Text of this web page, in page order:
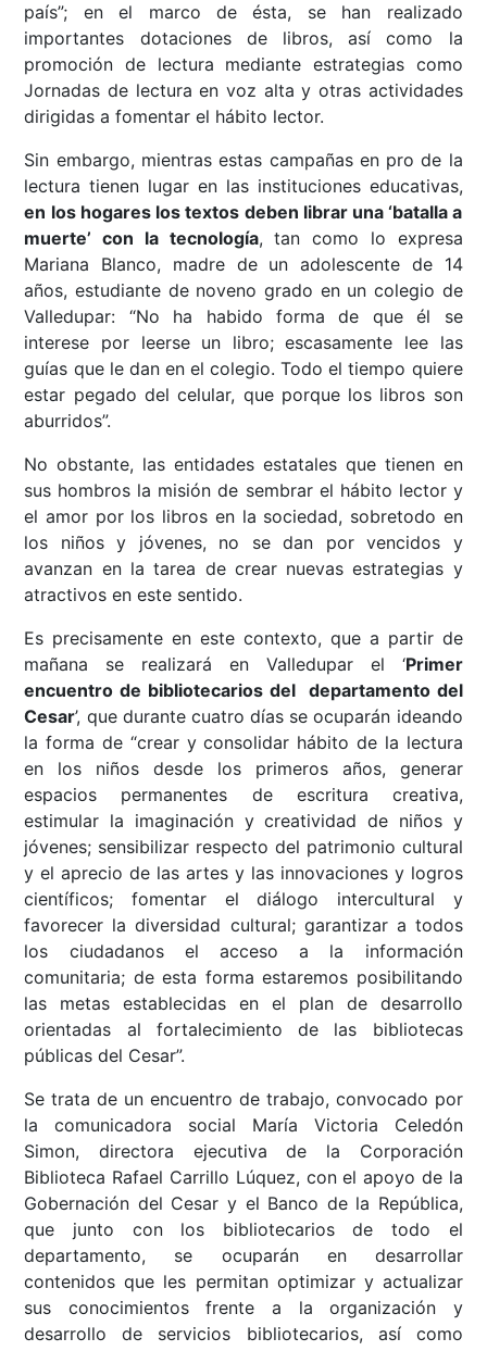
país”; en el marco de ésta, se han realizado
importantes dotaciones de libros, así como la
promoción de lectura mediante estrategias como
Jornadas de lectura en voz alta y otras actividades
dirigidas a fomentar el hábito lector.
Sin embargo, mientras estas campañas en pro de la
lectura tienen lugar en las instituciones educativas,
en los hogares los textos deben librar una ‘batalla a
muerte’ con la tecnología, tan como lo expresa
Mariana Blanco, madre de un adolescente de 14
años, estudiante de noveno grado en un colegio de
Valledupar: “No ha habido forma de que él se
interese por leerse un libro; escasamente lee las
guías que le dan en el colegio. Todo el tiempo quiere
estar pegado del celular, que porque los libros son
aburridos”.
No obstante, las entidades estatales que tienen en
sus hombros la misión de sembrar el hábito lector y
el amor por los libros en la sociedad, sobretodo en
los niños y jóvenes, no se dan por vencidos y
avanzan en la tarea de crear nuevas estrategias y
atractivos en este sentido.
Es precisamente en este contexto, que a partir de
mañana se realizará en Valledupar el ‘Primer
encuentro de bibliotecarios del departamento del
Cesar’, que durante cuatro días se ocuparán ideando
la forma de “crear y consolidar hábito de la lectura
en los niños desde los primeros años, generar
espacios permanentes de escritura creativa,
estimular la imaginación y creatividad de niños y
jóvenes; sensibilizar respecto del patrimonio cultural
y el aprecio de las artes y las innovaciones y logros
científicos; fomentar el diálogo intercultural y
favorecer la diversidad cultural; garantizar a todos
los ciudadanos el acceso a la información
comunitaria; de esta forma estaremos posibilitando
las metas establecidas en el plan de desarrollo
orientadas al fortalecimiento de las bibliotecas
públicas del Cesar”.
Se trata de un encuentro de trabajo, convocado por
la comunicadora social María Victoria Celedón
Simon, directora ejecutiva de la Corporación
Biblioteca Rafael Carrillo Lúquez, con el apoyo de la
Gobernación del Cesar y el Banco de la República,
que junto con los bibliotecarios de todo el
departamento, se ocuparán en desarrollar
contenidos que les permitan optimizar y actualizar
sus conocimientos frente a la organización y
desarrollo de servicios bibliotecarios, así como